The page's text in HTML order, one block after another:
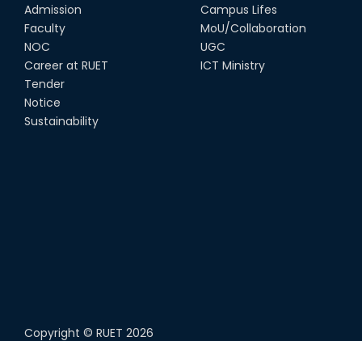
Admission
Faculty
NOC
Career at RUET
Tender
Notice
Sustainability
Campus Lifes
MoU/Collaboration
UGC
ICT Ministry
Copyright © RUET 2026